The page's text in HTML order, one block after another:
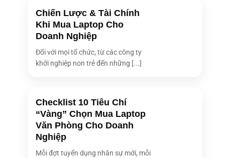
Âm thanh Realtek High Definition Audio
Kết nối không
Wi-Fi 6E (802.11ax), Bluetooth 5.3
1 x USB 3.2 Gen 2 Type-C
3 x USB 3.2 Gen 2 Type-A
4 x USB 2.0 Type-A
1 x COM Port
1 x Headphone/Microphone Combo Jack
Bàn phím / Chuột Bàn phím + Chuột không dây (US Layout)
Chiến Lược & Tài Chính
Khi Mua Laptop Cho
Doanh Nghiệp
Đối với mọi tổ chức, từ các công ty
khởi nghiệp non trẻ đến những [...]
Checklist 10 Tiêu Chí
“Vàng” Chọn Mua Laptop
Văn Phòng Cho Doanh
Nghiệp
Mỗi đợt tuyển dụng nhân sự mới, mỗi